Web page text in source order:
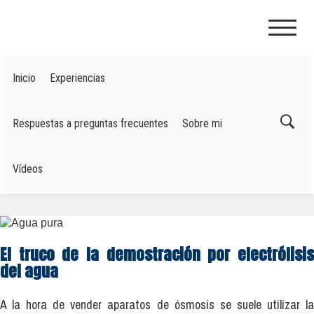
Inicio Experiencias
Respuestas a preguntas frecuentes Sobre mi
Vídeos
El truco de la demostración por electrólisis
del agua
A la hora de vender aparatos de ósmosis se suele utilizar la